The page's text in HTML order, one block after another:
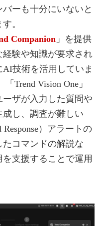
ーも十分にいないと
。
Companion 」を提供
経験や知識が要求され
技術を活用していま
Trend Vision One」
ザが入力した質問や
成し、調査が難しい
Response）アラートの
コマンドの解説な
支援することで運用